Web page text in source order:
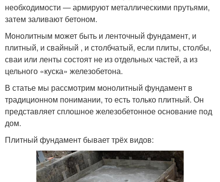
необходимости ― армируют металлическими прутьями,
затем заливают бетоном.
Монолитным может быть и ленточный фундамент, и
плитный, и свайный , и столбчатый, если плиты, столбы,
сваи или ленты состоят не из отдельных частей, а из
цельного «куска» железобетона.
В статье мы рассмотрим монолитный фундамент в
традиционном понимании, то есть только плитный. Он
представляет сплошное железобетонное основание под
дом.
Плитный фундамент бывает трёх видов: